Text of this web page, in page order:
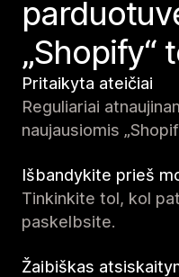
„Shopify“
Pritaikyta ateičiai
Reguliariai
naujausiomis
Išbandykite prieš
Tinkinkite tol, kol
paskelbsite.
Žaibiškas